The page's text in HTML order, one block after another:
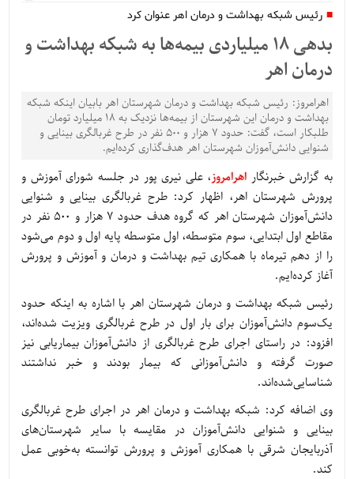
رئیس شبکه بهداشت و درمان اهر عنوان کرد
بدهی ۱۸ میلیاردی بیمه‌ها به شبکه بهداشت و
درمان اهر
اهرامروز: رئیس شبکه بهداشت و درمان شهرستان اهر بابیان اینکه شبکه
بهداشت و درمان این شهرستان از بیمه‌ها نزدیک به ۱۸ میلیارد تومان
طلبکار است، گفت: حدود ۷ هزار و ۵۰۰ نفر در طرح غربالگری بینایی و
شنوایی دانش‌آموزان شهرستان اهر هدف‌گذاری کرده‌ایم.
به گزارش خبرنگار اهرامروز، علی نیری پور در جلسه شورای آموزش و
پرورش شهرستان اهر، اظهار کرد: طرح غربالگری بینایی و شنوایی
دانش‌آموزان شهرستان اهر که گروه هدف حدود 7 هزار و 500 نفر در
مقاطع اول ابتدایی، سوم متوسطه، اول متوسطه پایه اول و دوم می‌شود
را از دهم تیرماه با همکاری تیم بهداشت و درمان و آموزش و پرورش
آغاز کرده‌ایم.
رئیس شبکه بهداشت و درمان شهرستان اهر با اشاره به اینکه حدود
یک‌سوم دانش‌آموزان برای بار اول در طرح غربالگری ویزیت شده‌اند،
افزود: در راستای اجرای طرح غربالگری از دانش‌آموزان بیماریابی نیز
صورت گرفته و دانش‌آموزانی که بیمار بودند و خبر نداشتند
شناسایی‌شده‌اند.
وی اضافه کرد: شبکه بهداشت و درمان اهر در اجرای طرح غربالگری
بینایی و شنوایی دانش‌آموزان در مقایسه با سایر شهرستان‌های
آذربایجان شرقی با همکاری آموزش و پرورش توانسته به‌خوبی عمل
کند.